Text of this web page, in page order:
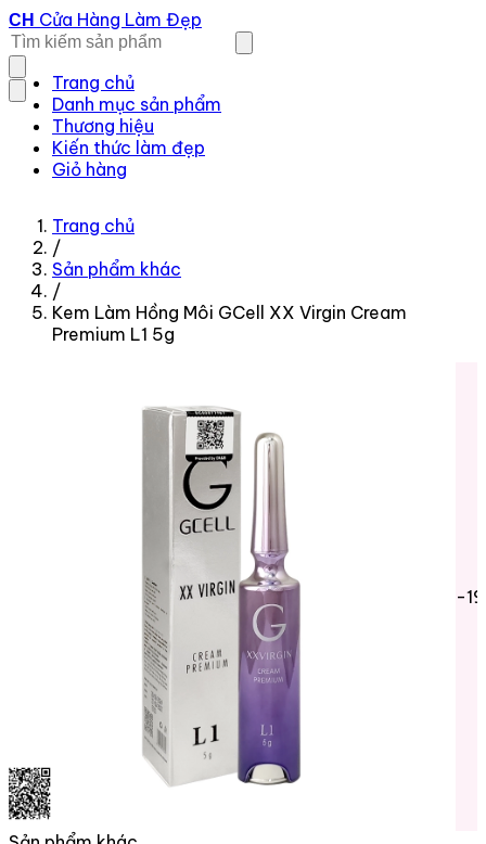
CH Cửa Hàng Làm Đẹp
Trang chủ
Danh mục sản phẩm
Thương hiệu
Kiến thức làm đẹp
Giỏ hàng
Trang chủ
/
Sản phẩm khác
/
Kem Làm Hồng Môi GCell XX Virgin Cream
Premium L1 5g
-